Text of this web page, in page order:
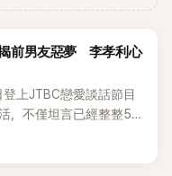
前男友惡夢 李孝利心
上JTBC戀愛談話節目
，不僅坦言已經整整5
原因，全與上一段戀情